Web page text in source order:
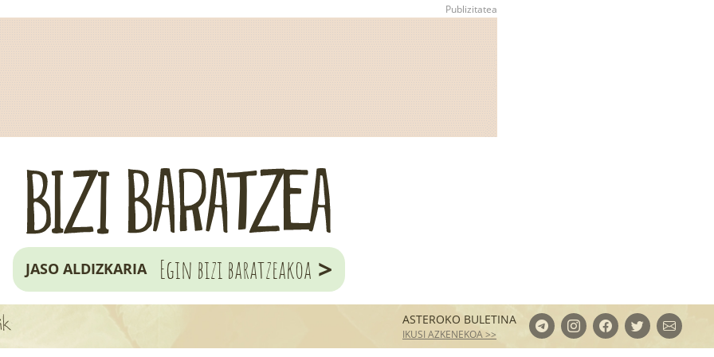
JASO ALDIZKARIA Egin bizi baratzeakoa >
ASTEROKO BULETINA
IKUSI AZKENEKOA >>